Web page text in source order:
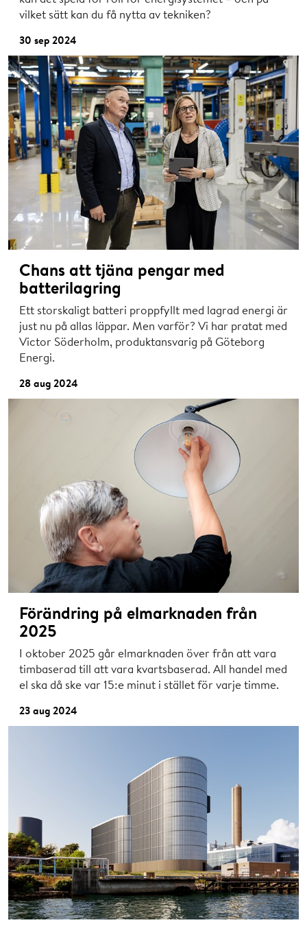
vilket sätt kan du få nytta av tekniken?
30 sep 2024
Chans att tjäna pengar med
batterilagring
Ett storskaligt batteri proppfyllt med lagrad energi är
just nu på allas läppar. Men varför? Vi har pratat med
Victor Söderholm, produktansvarig på Göteborg
Energi.
28 aug 2024
Förändring på elmarknaden från
2025
I oktober 2025 går elmarknaden över från att vara
timbaserad till att vara kvartsbaserad. All handel med
el ska då ske var 15:e minut i stället för varje timme.
23 aug 2024